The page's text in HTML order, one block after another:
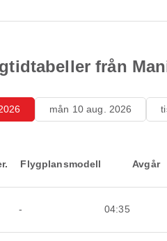
från
mån 10 aug. 2026
Flygplansmodell Avgår
- 04:35